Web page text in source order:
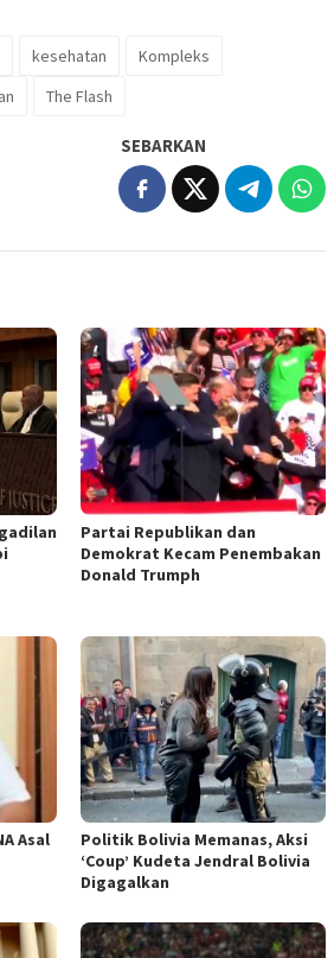
kesehatan
Kompleks
The Flash
SEBARKAN
Partai Republikan dan
Demokrat Kecam Penembakan
Donald Trumph
Asal
Politik Bolivia Memanas, Aksi
‘Coup’ Kudeta Jendral Bolivia
Digagalkan